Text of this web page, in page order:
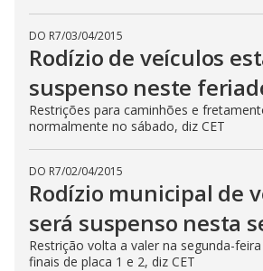
DO R7/03/04/2015
Rodízio de veículos
suspenso neste
Restrições para caminhões e
normalmente no sábado, diz CET
DO R7/02/04/2015
Rodízio municipal de
será suspenso nesta
Restrição volta a valer na segunda-
finais de placa 1 e 2, diz CET